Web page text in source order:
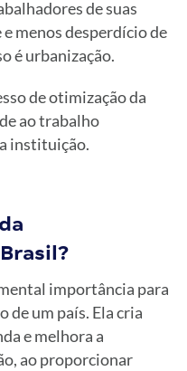
de suas
menos desperdício de
é urbanização.
de otimização da
ao trabalho
instituição.
importância para
de um país. Ela cria
e melhora a
ao proporcionar